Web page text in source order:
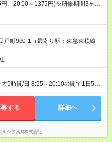
、20:00～1375円)※研修期間3ヶ月
判定あり 社内試験合格後、時給＋50
試用期間あり：入社日
3ヶ月 雇用形態、給与は本採用時と
戸町980-1（最寄り駅：東急東横線
5時間/日 8:55～20:10の間で1日5時
※勤務曜日応相談 ☆未経験・無資格
募する 詳細へ
ルシア薬局株式会社